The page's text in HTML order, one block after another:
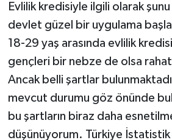
Evlilik kredisiyle ilgili olarak
devlet güzel bir uygulama
18-29 yaş arasında evlilik
gençleri bir nebze de olsa
Ancak belli şartlar
mevcut durumu göz önünde
bu şartların biraz daha
düşünüyorum. Türkiye